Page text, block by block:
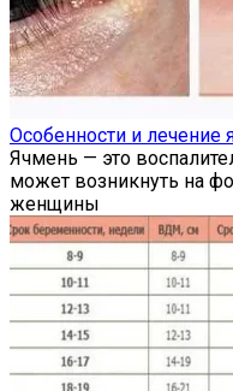
Особенности и
Ячмень — это
может возникнуть на
женщины